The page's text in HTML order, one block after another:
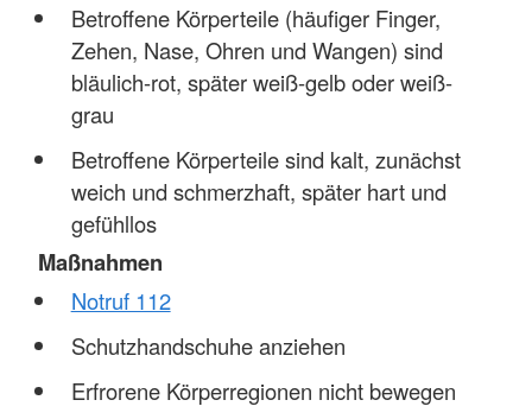
Betroffene Körperteile (häufiger Finger,
Zehen, Nase, Ohren und Wangen) sind
bläulich-rot, später weiß-gelb oder weiß-
grau
Betroffene Körperteile sind kalt, zunächst
weich und schmerzhaft, später hart und
gefühllos
Maßnahmen
Notruf 112
Schutzhandschuhe anziehen
Erfrorene Körperregionen nicht bewegen